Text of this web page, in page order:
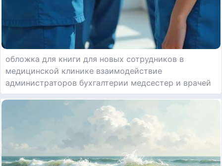
обложка для книги для новых сотрудников в
медицинской клинике взаимодействие
администраторов бухгалтерии медсестер и врачей